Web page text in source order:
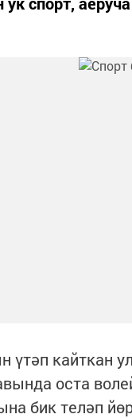
үтәп кайткан
оста
бик теләп